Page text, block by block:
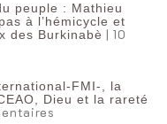
peuple : Mathieu
à l’hémicycle et
des Burkinabè | 10
FMI-, la
Dieu et la rareté